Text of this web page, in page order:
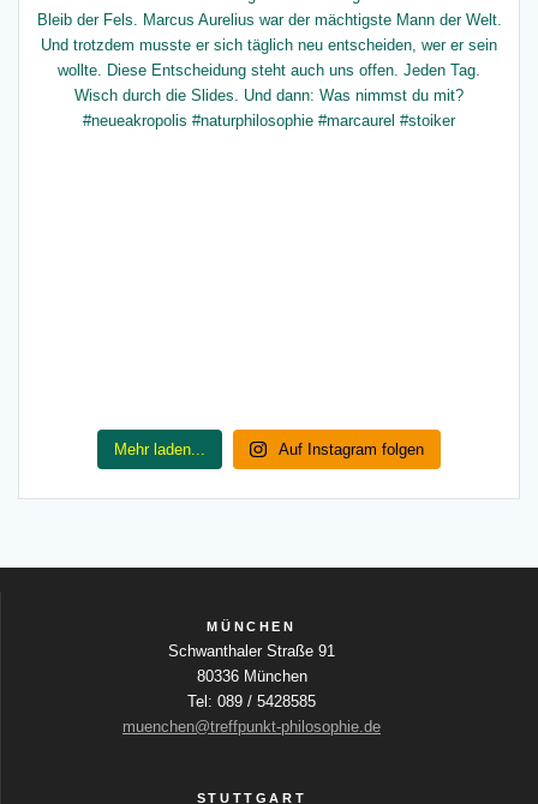
Mehr laden... Auf Instagram folgen
MÜNCHEN
Schwanthaler Straße 91
80336 München
Tel: 089 / 5428585
muenchen@treffpunkt-philosophie.de
STUTTGART